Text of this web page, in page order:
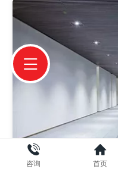
咨询 首页